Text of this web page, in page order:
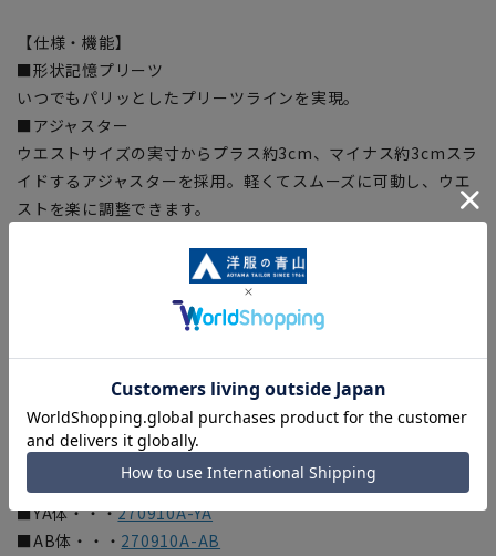
【仕様・機能】
■形状記憶プリーツ
いつでもパリッとしたプリーツラインを実現。
■アジャスター
ウエストサイズの実寸からプラス約3cm、マイナス約3cmスラ
イドするアジャスターを採用。軽くてスムーズに可動し、ウエ
ストを楽に調整できます。
この商品はリサイクル原料を使用し、プラスチック・スマート
■ECOBLUE®(100%リサイクルポリエステル)
を使用しています。
■喪服・礼服・夏喪服・夏礼服
【体型バリエーション】
■YA体・・・270910A-YA
■AB体・・・ 270910A-AB